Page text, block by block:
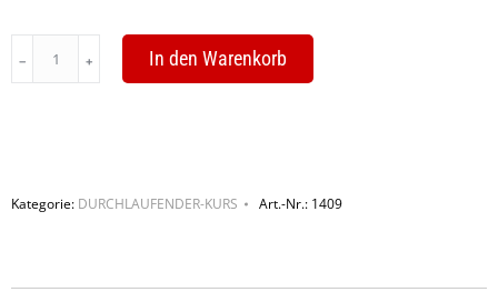
quantity
In den Warenkorb
Kategorie: DURCHLAUFENDER-KURS Art.-Nr.: 1409